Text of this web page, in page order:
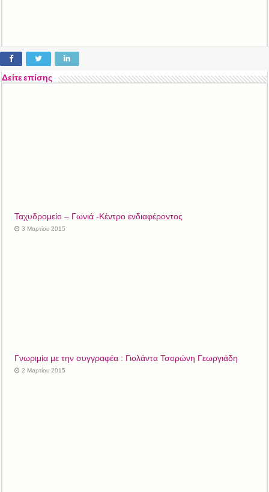
Δείτε επίσης
Ταχυδρομείο – Γωνιά -Κέντρο ενδιαφέροντος
3 Μαρτίου 2015
Γνωριμία με την συγγραφέα : Γιολάντα Τσορώνη Γεωργιάδη
2 Μαρτίου 2015